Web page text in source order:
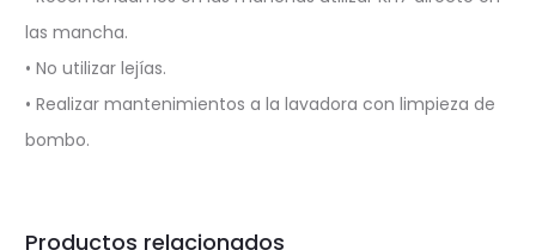
las mancha.
• No utilizar lejías.
• Realizar mantenimientos a la lavadora con limpieza de
bombo.
Productos relacionados